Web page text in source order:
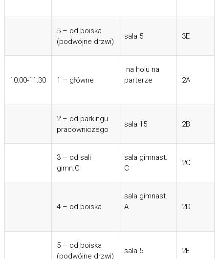
5 – od boiska
(podwójne drzwi)
sala 5 3E
10:00-11:30 1 – główne
na holu na
parterze
2A
2 – od parkingu
pracowniczego
sala 15 2B
3 – od sali
gimn.C
sala gimnast.
C
2C
4 – od boiska
sala gimnast.
A
2D
5 – od boiska
(podwójne drzwi)
sala 5 2E